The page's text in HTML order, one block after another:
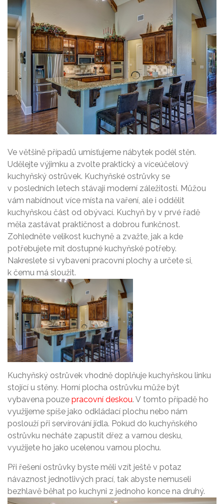
Ve většině případů umísťujeme nábytek podél stěn.
Udělejte výjimku a zvolte praktický a víceúčelový
kuchyňský ostrůvek. Kuchyňské ostrůvky se
v posledních letech stávají moderní záležitostí. Můžou
vám nabídnout více místa na vaření, ale i oddělit
kuchyňskou část od obývací. Kuchyň by v prvé řadě
měla zastávat praktičnost a dobrou funkčnost.
Zohledněte velikost kuchyně a zvažte, jak a kde
potřebujete mít dostupné kuchyňské potřeby.
Nakreslete si vybavení pracovní plochy a určete si,
k čemu má sloužit.
Kuchyňský ostrůvek vhodně doplňuje kuchyňskou linku
stojící u stěny. Horní plocha ostrůvku může být
vybavena pouze pracovní deskou. V tomto případě ho
využijeme spíše jako odkládací plochu nebo nám
poslouží při servírování jídla. Pokud do kuchyňského
ostrůvku necháte zapustit dřez a varnou desku,
využijete ho jako ucelenou varnou plochu.
Při řešení ostrůvky byste měli vzít ještě v potaz
návaznost jednotlivých prací, tak abyste nemuseli
bezhlavě běhat po kuchyni z jednoho konce na druhý.